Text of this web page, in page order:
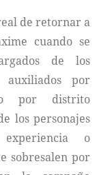
de retornar a
cuando se
de los
auxiliados por
por distrito
los personajes
o
sobresalen por